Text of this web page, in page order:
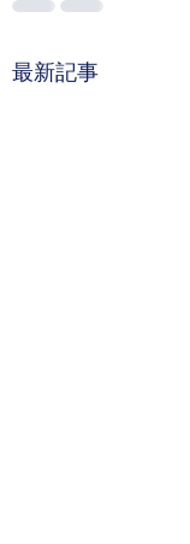
最新記事